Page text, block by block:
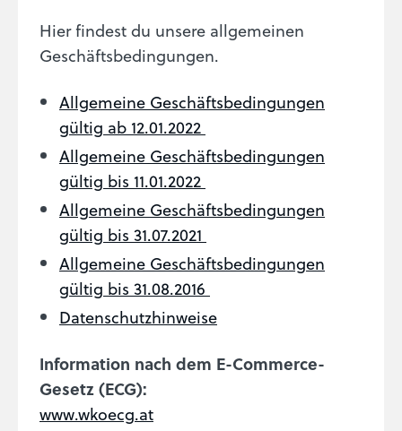
Hier findest du unsere allgemeinen
Geschäftsbedingungen.
Allgemeine Geschäftsbedingungen
gültig ab 12.01.2022
Allgemeine Geschäftsbedingungen
gültig bis 11.01.2022
Allgemeine Geschäftsbedingungen
gültig bis 31.07.2021
Allgemeine Geschäftsbedingungen
gültig bis 31.08.2016
Datenschutzhinweise
Information nach dem E-Commerce-
Gesetz (ECG):
www.wkoecg.at